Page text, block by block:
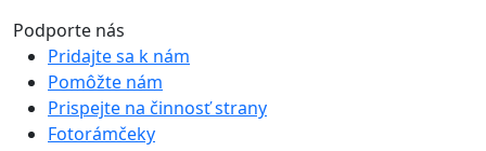
Podporte nás
Pridajte sa k nám
Pomôžte nám
Prispejte na činnosť strany
Fotorámčeky